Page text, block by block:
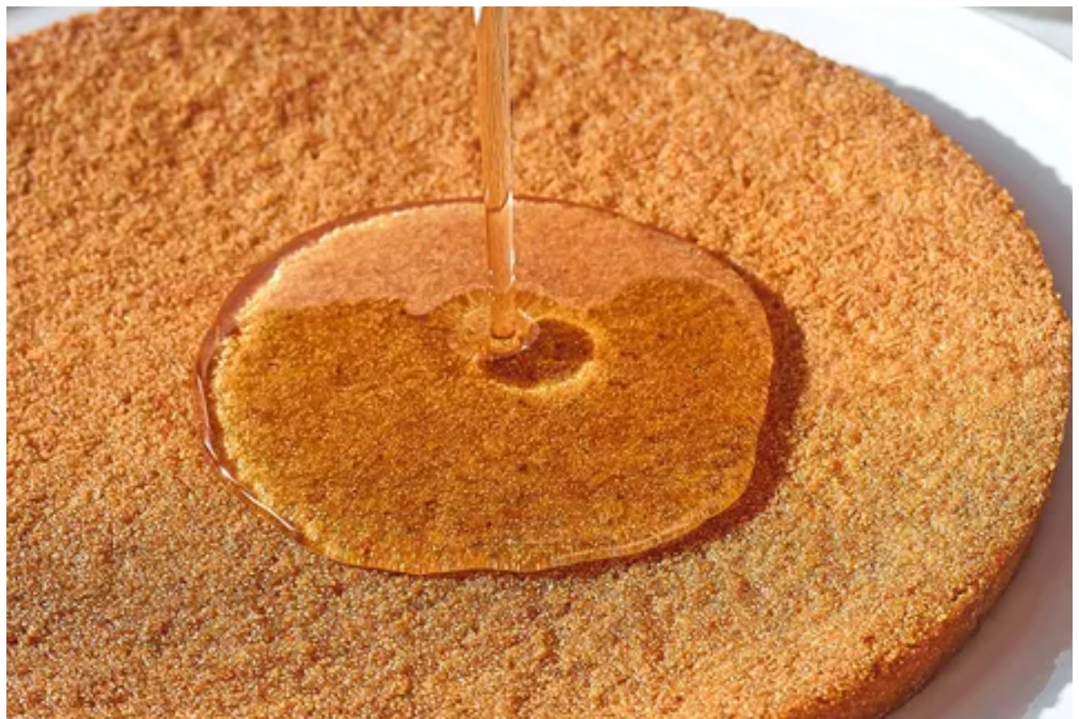
EN تسجيل الدخول
EN
بسبوسة سادة
1
أضف للسلَة
تورتينا
بسبوسة سادة | تورتينا